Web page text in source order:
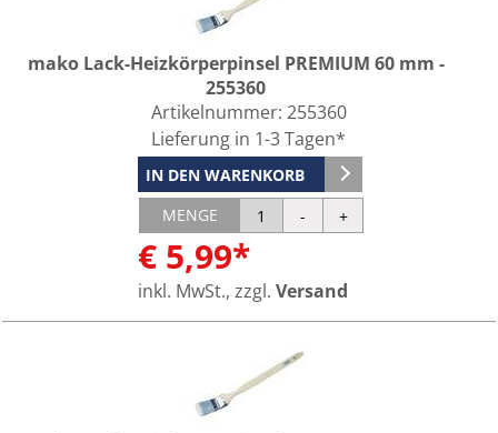
mako Lack-Heizkörperpinsel PREMIUM 60 mm -
255360
Artikelnummer: 255360
Lieferung in 1-3 Tagen*
IN DEN WARENKORB
MENGE
€ 5,99*
inkl. MwSt., zzgl. Versand